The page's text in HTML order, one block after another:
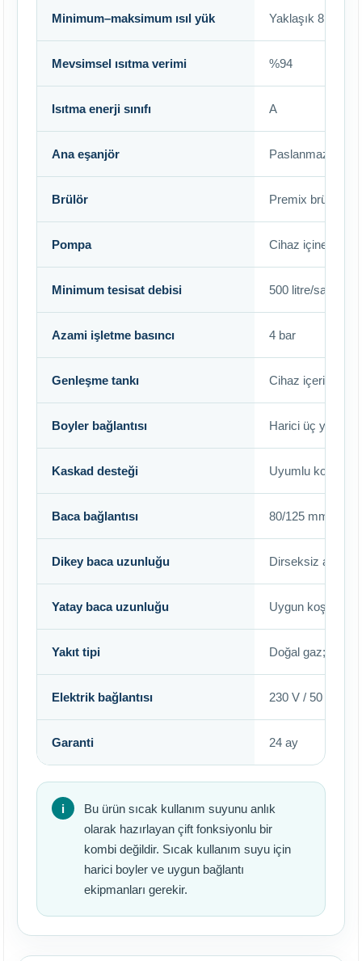
Minimum–maksimum ısıl yük Yaklaşık
Mevsimsel ısıtma verimi %94
Isıtma enerji sınıfı A
Ana eşanjör Paslanmaz çelik
Brülör Premix brülör
Pompa Cihaz içine
Minimum tesisat debisi 500 litre/saat
Azami işletme basıncı 4 bar
Genleşme tankı Cihaz içerisinde
Boyler bağlantısı Harici üç yollu
Kaskad desteği Uyumlu kontrol
Baca bağlantısı 80/125 mm
Dikey baca uzunluğu Dirseksiz azami
Yatay baca uzunluğu Uygun
Yakıt tipi Doğal gaz;
Elektrik bağlantısı 230 V / 50 Hz
Garanti 24 ay
Bu ürün sıcak kullanım suyunu anlık
olarak hazırlayan çift fonksiyonlu bir
kombi değildir. Sıcak kullanım suyu için
harici boyler ve uygun bağlantı
ekipmanları gerekir.